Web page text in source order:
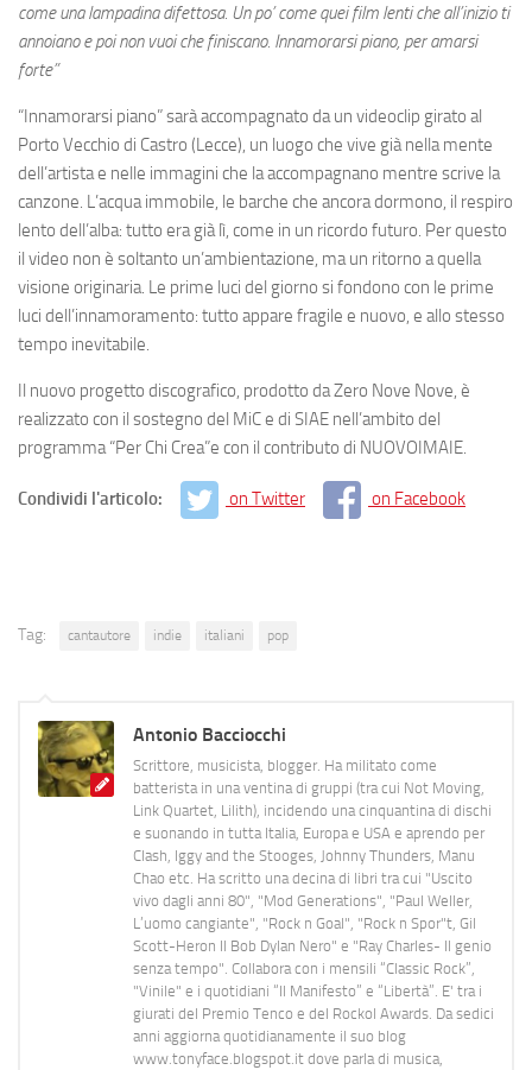
come una lampadina difettosa. Un po’ come quei film lenti che all’inizio ti
annoiano e poi non vuoi che finiscano. Innamorarsi piano, per amarsi
forte”
“Innamorarsi piano” sarà accompagnato da un videoclip girato al
Porto Vecchio di Castro (Lecce), un luogo che vive già nella mente
dell’artista e nelle immagini che la accompagnano mentre scrive la
canzone. L’acqua immobile, le barche che ancora dormono, il respiro
lento dell’alba: tutto era già lì, come in un ricordo futuro. Per questo
il video non è soltanto un’ambientazione, ma un ritorno a quella
visione originaria. Le prime luci del giorno si fondono con le prime
luci dell’innamoramento: tutto appare fragile e nuovo, e allo stesso
tempo inevitabile.
Il nuovo progetto discografico, prodotto da Zero Nove Nove, è
realizzato con il sostegno del MiC e di SIAE nell’ambito del
programma “Per Chi Crea”e con il contributo di NUOVOIMAIE.
Condividi l'articolo: on Twitter on Facebook
Tag: cantautore indie italiani pop
Antonio Bacciocchi
Scrittore, musicista, blogger. Ha militato come
batterista in una ventina di gruppi (tra cui Not Moving,
Link Quartet, Lilith), incidendo una cinquantina di dischi
e suonando in tutta Italia, Europa e USA e aprendo per
Clash, Iggy and the Stooges, Johnny Thunders, Manu
Chao etc. Ha scritto una decina di libri tra cui "Uscito
vivo dagli anni 80", "Mod Generations", "Paul Weller,
L’uomo cangiante", "Rock n Goal", "Rock n Spor"t, Gil
Scott-Heron Il Bob Dylan Nero" e "Ray Charles- Il genio
senza tempo". Collabora con i mensili “Classic Rock”,
"Vinile" e i quotidiani “Il Manifesto” e “Libertà”. E' tra i
giurati del Premio Tenco e del Rockol Awards. Da sedici
anni aggiorna quotidianamente il suo blog
www.tonyface.blogspot.it dove parla di musica,